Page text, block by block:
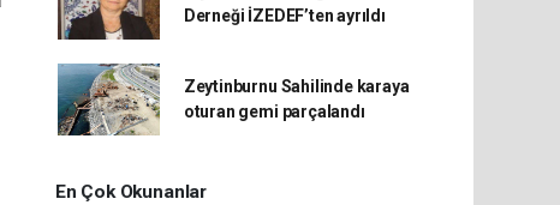
Derneği İZEDEF’ten ayrıldı
Zeytinburnu Sahilinde karaya
oturan gemi parçalandı
En Çok Okunanlar